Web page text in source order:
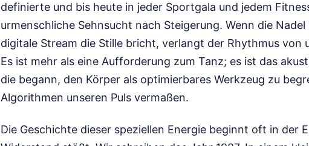
definierte und bis heute in jeder Sportgala und jedem
urmenschliche Sehnsucht nach Steigerung. Wenn die
digitale Stream die Stille bricht, verlangt der Rhythmus von
Es ist mehr als eine Aufforderung zum Tanz; es ist das
die begann, den Körper als optimierbares Werkzeug zu
Algorithmen unseren Puls vermaßen.
Die Geschichte dieser speziellen Energie beginnt oft in der